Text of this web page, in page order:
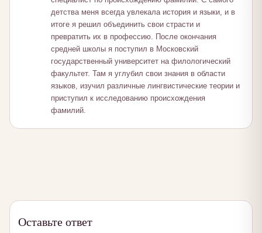
детства меня всегда увлекала история и языки, и в
итоге я решил объединить свои страсти и
превратить их в профессию. После окончания
средней школы я поступил в Московский
государственный университет на филологический
факультет. Там я углубил свои знания в области
языков, изучил различные лингвистические теории и
приступил к исследованию происхождения
фамилий.
Оставьте ответ